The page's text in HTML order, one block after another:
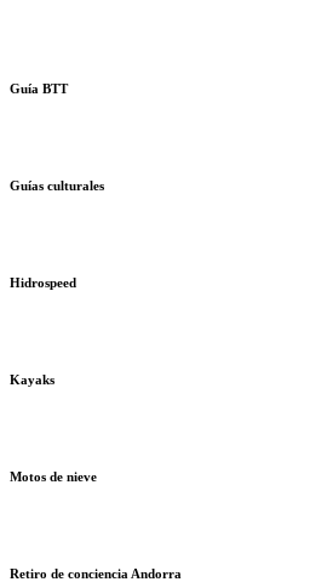
Guía BTT
Guías culturales
Hidrospeed
Kayaks
Motos de nieve
Retiro de conciencia Andorra